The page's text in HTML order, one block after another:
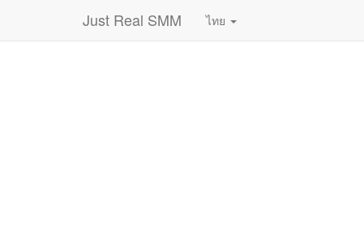
Just Real SMM ไทย